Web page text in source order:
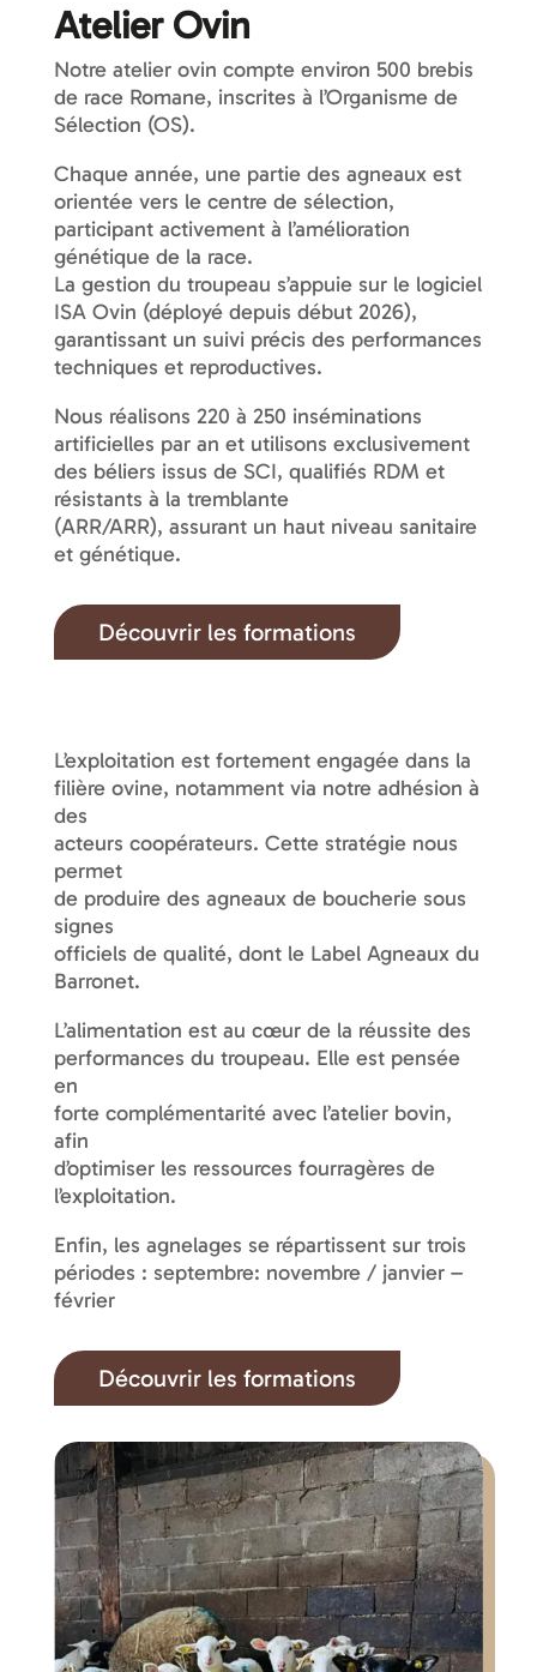
Atelier Ovin
Notre atelier ovin compte environ 500 brebis
de race Romane, inscrites à l’Organisme de
Sélection (OS).
Chaque année, une partie des agneaux est
orientée vers le centre de sélection,
participant activement à l’amélioration
génétique de la race.
La gestion du troupeau s’appuie sur le logiciel
ISA Ovin (déployé depuis début 2026),
garantissant un suivi précis des performances
techniques et reproductives.
Nous réalisons 220 à 250 inséminations
artificielles par an et utilisons exclusivement
des béliers issus de SCI, qualifiés RDM et
résistants à la tremblante
(ARR/ARR), assurant un haut niveau sanitaire
et génétique.
Découvrir les formations
L’exploitation est fortement engagée dans la
filière ovine, notamment via notre adhésion à
des
acteurs coopérateurs. Cette stratégie nous
permet
de produire des agneaux de boucherie sous
signes
officiels de qualité, dont le Label Agneaux du
Barronet.
L’alimentation est au cœur de la réussite des
performances du troupeau. Elle est pensée
en
forte complémentarité avec l’atelier bovin,
afin
d’optimiser les ressources fourragères de
l’exploitation.
Enfin, les agnelages se répartissent sur trois
périodes : septembre: novembre / janvier –
février
Découvrir les formations